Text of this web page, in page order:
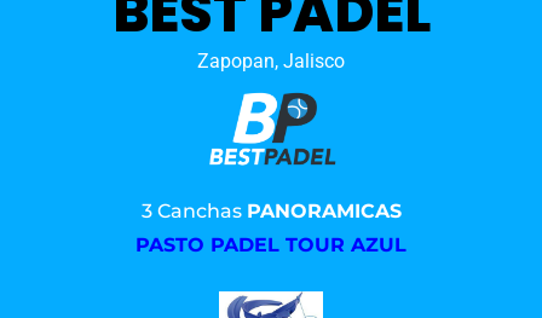
Zapopan, Jalisco
3 Canchas PANORAMICAS
PASTO PADEL TOUR AZUL